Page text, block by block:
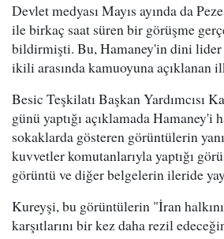
Devlet medyası Mayıs ayında da
ile birkaç saat süren bir görüşme
bildirmişti. Bu, Hamaney'in dini lider
ikili arasında kamuoyuna açıklanan
Besic Teşkilatı Başkan Yardımcısı
günü yaptığı açıklamada Hamaney'i
sokaklarda gösteren görüntülerin
kuvvetler komutanlarıyla yaptığı
görüntü ve diğer belgelerin ileride
Kureyşi, bu görüntülerin "İran
karşıtlarını bir kez daha rezil